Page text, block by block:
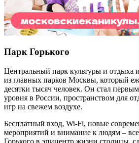
Парк Горького
Центральный парк культуры и отдыха
из главных парков Москвы, который
десятки тысяч человек. Он стал
уровня в России, пространством для
игр на свежем воздухе.
Бесплатный вход, Wi-Fi, новые
мероприятий и внимание к людям –
Горького в эпицентр жизни столицы,